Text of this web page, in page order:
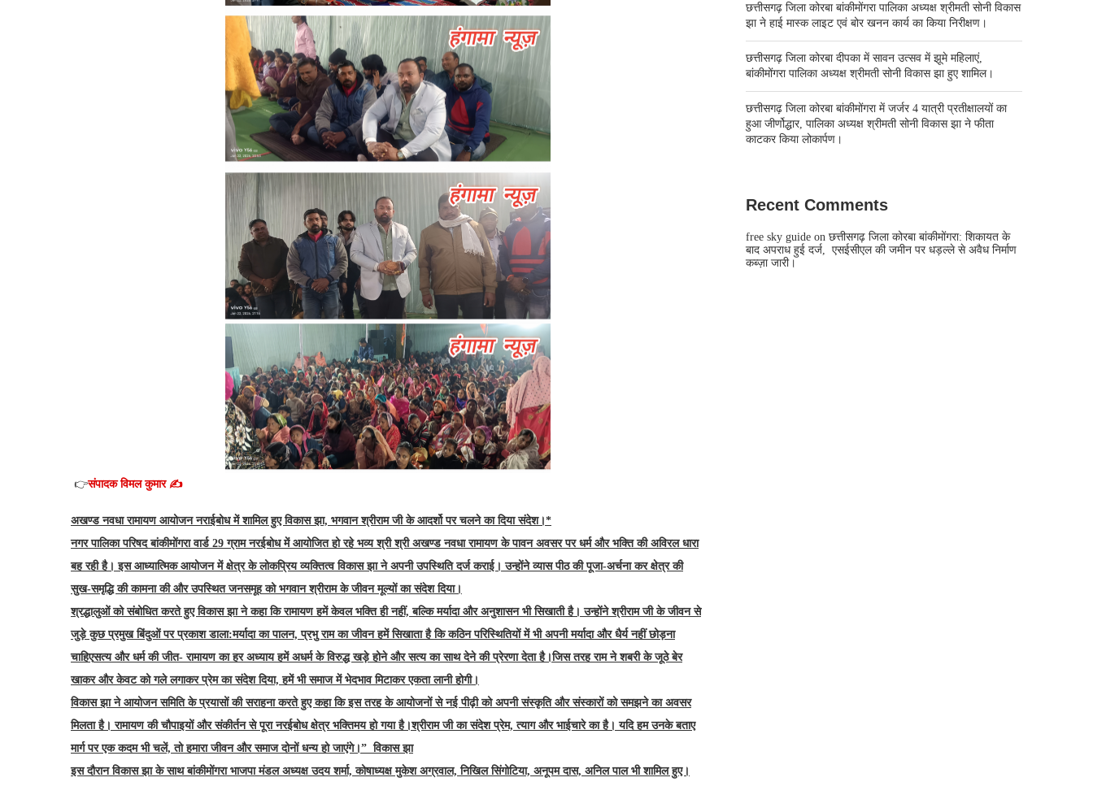
👉संपादक विमल कुमार ✍️
अखण्ड नवधा रामायण आयोजन नराईबोध में शामिल हुए विकास झा, भगवान श्रीराम जी के आदर्शो पर चलने का दिया संदेश।*
नगर पालिका परिषद बांकीमोंगरा वार्ड 29 ग्राम नरईबोध में आयोजित हो रहे भव्य श्री श्री अखण्ड नवधा रामायण के पावन अवसर पर धर्म और भक्ति की अविरल धारा
बह रही है। इस आध्यात्मिक आयोजन में क्षेत्र के लोकप्रिय व्यक्तित्व विकास झा ने अपनी उपस्थिति दर्ज कराई। उन्होंने व्यास पीठ की पूजा-अर्चना कर क्षेत्र की
सुख-समृद्धि की कामना की और उपस्थित जनसमूह को भगवान श्रीराम के जीवन मूल्यों का संदेश दिया।
श्रद्धालुओं को संबोधित करते हुए विकास झा ने कहा कि रामायण हमें केवल भक्ति ही नहीं, बल्कि मर्यादा और अनुशासन भी सिखाती है। उन्होंने श्रीराम जी के जीवन से
जुड़े कुछ प्रमुख बिंदुओं पर प्रकाश डाला:मर्यादा का पालन, प्रभु राम का जीवन हमें सिखाता है कि कठिनपरिस्थितियों में भी अपनी मर्यादा और धैर्य नहीं छोड़ना
चाहिएसत्य और धर्म की जीत- रामायण का हर अध्याय हमें अधर्म के विरुद्ध खड़े होने और सत्य का साथ देने की प्रेरणा देता है।जिस तरह राम ने शबरी के जूठे बेर
खाकर और केवट को गले लगाकर प्रेम का संदेश दिया, हमें भी समाज में भेदभाव मिटाकर एकता लानी होगी।
विकास झा ने आयोजन समिति के प्रयासों की सराहना करते हुए कहा कि इस तरह के आयोजनों से नई पीढ़ी को अपनी संस्कृति और संस्कारों को समझने का अवसर
मिलता है। रामायण की चौपाइयों और संकीर्तन से पूरा नरईबोध क्षेत्र भक्तिमय हो गया है।श्रीराम जी का संदेश प्रेम, त्याग और भाईचारे का है। यदि हम उनके बताए
मार्ग पर एक कदम भी चलें, तो हमारा जीवन और समाज दोनों धन्य हो जाएंगे।” विकास झा
इस दौरान विकास झा के साथ बांकीमोंगरा भाजपा मंडल अध्यक्ष उदय शर्मा, कोषाध्यक्ष मुकेश अग्रवाल, निखिल सिंगोटिया, अनूपम दास, अनिल पाल भी शामिल हुए।
छत्तीसगढ़ जिला कोरबा बांकीमोंगरा पालिका अध्यक्ष श्रीमती सोनी विकास
झा ने हाई मास्क लाइट एवं बोर खनन कार्य का किया निरीक्षण।
छत्तीसगढ़ जिला कोरबा दीपका में सावन उत्सव में झूमे महिलाएं,
बांकीमोंगरा पालिका अध्यक्ष श्रीमती सोनी विकास झा हुए शामिल।
छत्तीसगढ़ जिला कोरबा बांकीमोंगरा में जर्जर 4 यात्री प्रतीक्षालयों का
हुआ जीर्णोद्धार, पालिका अध्यक्ष श्रीमती सोनी विकास झा ने फीता
काटकर किया लोकार्पण।
Recent Comments
free sky guide on छत्तीसगढ़ जिला कोरबा बांकीमोंगरा: शिकायत के
बाद अपराध हुई दर्ज, एसईसीएल की जमीन पर धड़ल्ले से अवैध निर्माण
कब्ज़ा जारी।